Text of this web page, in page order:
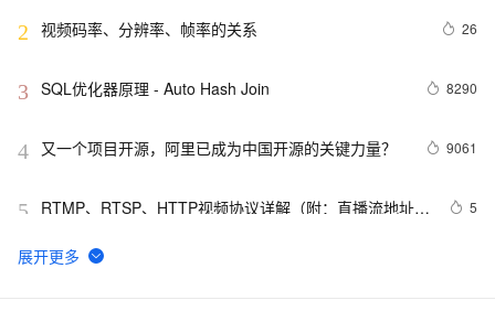
2 视频码率、分辨率、帧率的关系 26
3 SQL优化器原理 - Auto Hash Join 8290
4 又一个项目开源，阿里已成为中国开源的关键力量？ 9061
5
RTMP、RTSP、HTTP视频协议详解（附：直播流地址、
5
6 谷歌CEO皮查伊：对重返中国持开放态度